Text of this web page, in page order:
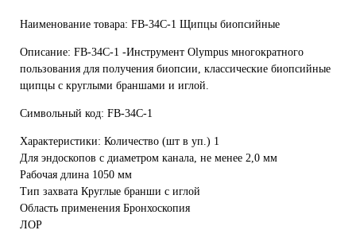
Наименование товара: FB-34C-1 Щипцы биопсийные
Описание: FB-34C-1 -Инструмент Olympus многократного
пользования для получения биопсии, классические биопсийные
щипцы с круглыми браншами и иглой.
Символьный код: FB-34C-1
Характеристики: Количество (шт в уп.) 1
Для эндоскопов с диаметром канала, не менее 2,0 мм
Рабочая длина 1050 мм
Тип захвата Круглые бранши с иглой
Область применения Бронхоскопия
ЛОР